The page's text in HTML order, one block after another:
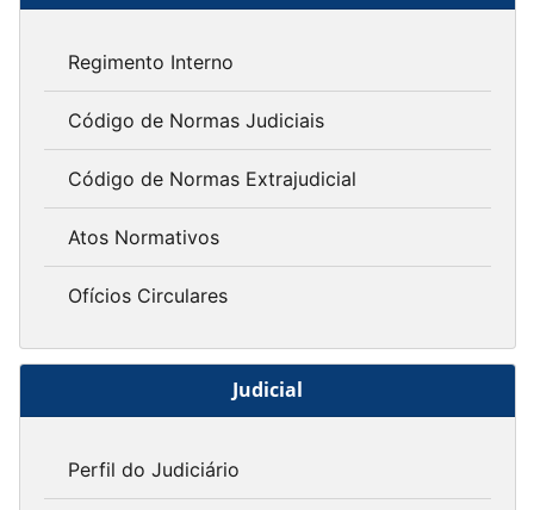
Regimento Interno
Código de Normas Judiciais
Código de Normas Extrajudicial
Atos Normativos
Ofícios Circulares
Judicial
Perfil do Judiciário